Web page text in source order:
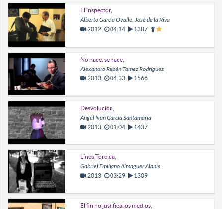
El inspector,
Alberto García Ovalle, José de la Riva
2012 04:14 1387
No nace, se hace,
Alexandro Rubén Tamez Rodríguez
2013 04:33 1566
Desvolución
Angel Iván García Santamaría
2013 01:04 1437
Línea Torcida,
Gabriel Emiliano Almaguer Alanis
2013 03:29 1309
El fin no justifica los medios,